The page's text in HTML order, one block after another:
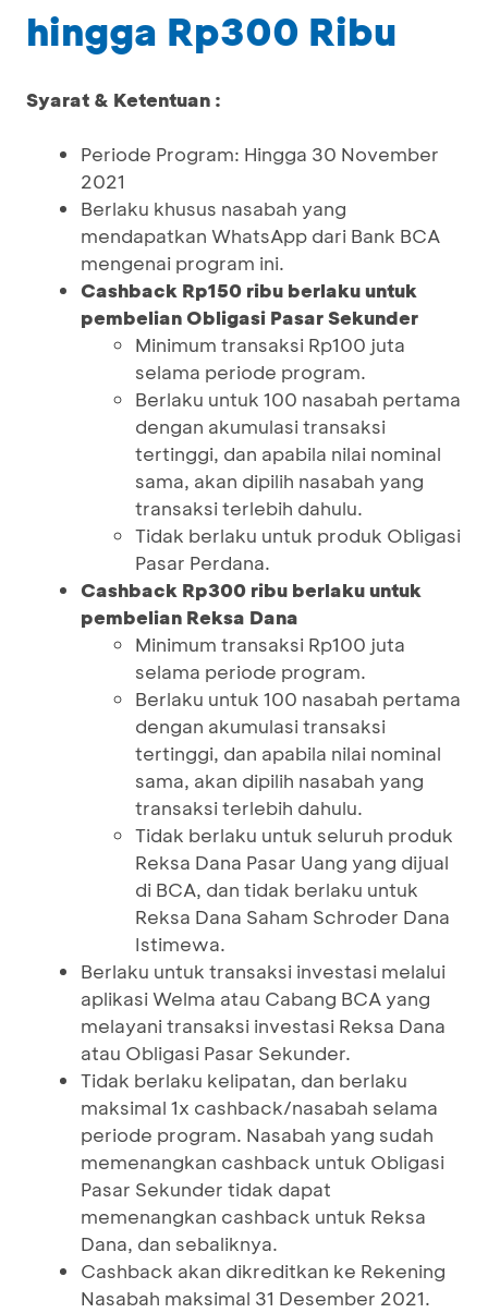
hingga Rp300 Ribu
Syarat & Ketentuan :
Periode Program: Hingga 30 November
2021
Berlaku khusus nasabah yang
mendapatkan WhatsApp dari Bank BCA
mengenai program ini.
Cashback Rp150 ribu berlaku untuk
pembelian Obligasi Pasar Sekunder
Minimum transaksi Rp100 juta
selama periode program.
Berlaku untuk 100 nasabah pertama
dengan akumulasi transaksi
tertinggi, dan apabila nilai nominal
sama, akan dipilih nasabah yang
transaksi terlebih dahulu.
Tidak berlaku untuk produk Obligasi
Pasar Perdana.
Cashback Rp300 ribu berlaku untuk
pembelian Reksa Dana
Minimum transaksi Rp100 juta
selama periode program.
Berlaku untuk 100 nasabah pertama
dengan akumulasi transaksi
tertinggi, dan apabila nilai nominal
sama, akan dipilih nasabah yang
transaksi terlebih dahulu.
Tidak berlaku untuk seluruh produk
Reksa Dana Pasar Uang yang dijual
di BCA, dan tidak berlaku untuk
Reksa Dana Saham Schroder Dana
Istimewa.
Berlaku untuk transaksi investasi melalui
aplikasi Welma atau Cabang BCA yang
melayani transaksi investasi Reksa Dana
atau Obligasi Pasar Sekunder.
Tidak berlaku kelipatan, dan berlaku
maksimal 1x cashback/nasabah selama
periode program. Nasabah yang sudah
memenangkan cashback untuk Obligasi
Pasar Sekunder tidak dapat
memenangkan cashback untuk Reksa
Dana, dan sebaliknya.
Cashback akan dikreditkan ke Rekening
Nasabah maksimal 31 Desember 2021.